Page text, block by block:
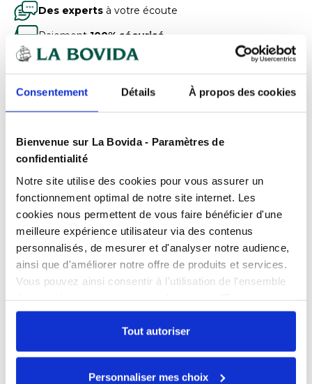
Consentement Détails À propos des cookies
Bienvenue sur La Bovida - Paramètres de
confidentialité
Notre site utilise des cookies pour vous assurer un
fonctionnement optimal de notre site internet. Les
cookies nous permettent de vous faire bénéficier d'une
meilleure expérience utilisateur via des contenus
personnalisés, de mesurer et d'analyser notre audience,
ainsi que d'améliorer notre offre de produits et services.
Vous pouvez ainsi consentir à l'utilisation de l'ensemble
autoriser". Cependant, si vous ne souhaitez autoriser que
certains types de cookies, veuillez cliquer sur
"Personnaliser mes choix".
Tout autoriser
Personnaliser mes choix
Des experts à votre écoute
Paiement 100% sécurisé
Devisgratuits
Nécessaire pour faire baisser l'humidité relative en
zone à forte humidité.
Produits complémentaires
Cave de maturation
120 L
Référence : 0109454971
semaines
Cave de
240 L
semaines
Documents téléchargeables
FPP_0109454980.PDF
Échangez par écrit
Nos experts sont disponibles par écrit pour